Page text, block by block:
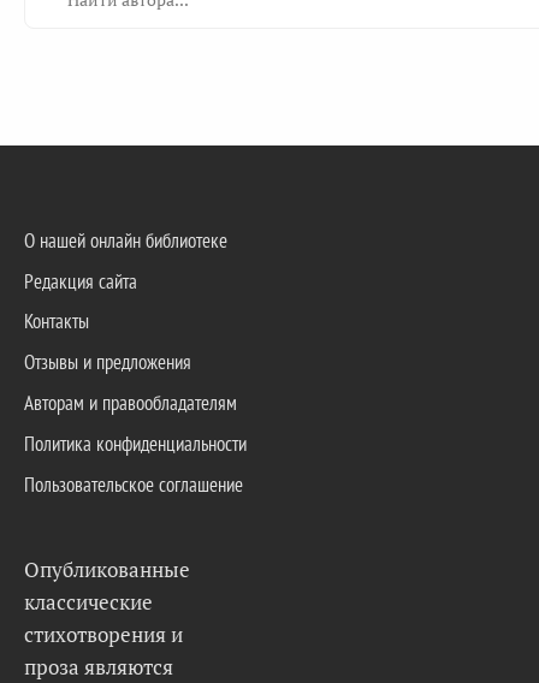
О нашей онлайн библиотеке
Редакция сайта
Контакты
Отзывы и предложения
Авторам и правообладателям
Политика конфиденциальности
Пользовательское соглашение
Опубликованные
классические
стихотворения и
проза являются